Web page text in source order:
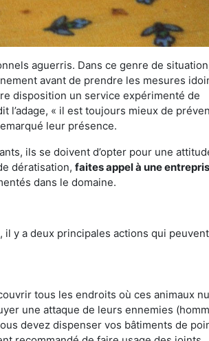
aguerris. Dans ce genre de
avant de prendre les mesures
disposition un service expérimenté de
l’adage, « il est toujours mieux de
leur présence.
ils se doivent d’opter pour une
dératisation, faites appel à une
dans le domaine.
y a deux principales actions qui
tous les endroits où ces animaux
une attaque de leurs ennemies
devez dispenser vos bâtiments de